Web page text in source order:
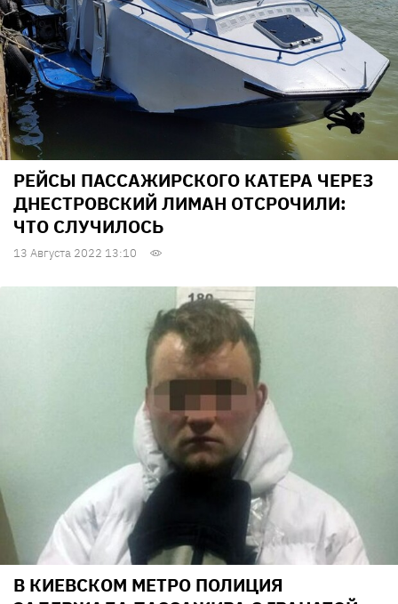
РЕЙСЫ ПАССАЖИРСКОГО КАТЕРА ЧЕРЕЗ
ДНЕСТРОВСКИЙ ЛИМАН ОТСРОЧИЛИ:
ЧТО СЛУЧИЛОСЬ
13 Августа 2022 13:10
В КИЕВСКОМ МЕТРО ПОЛИЦИЯ